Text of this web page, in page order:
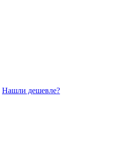
Нашли дешевле?